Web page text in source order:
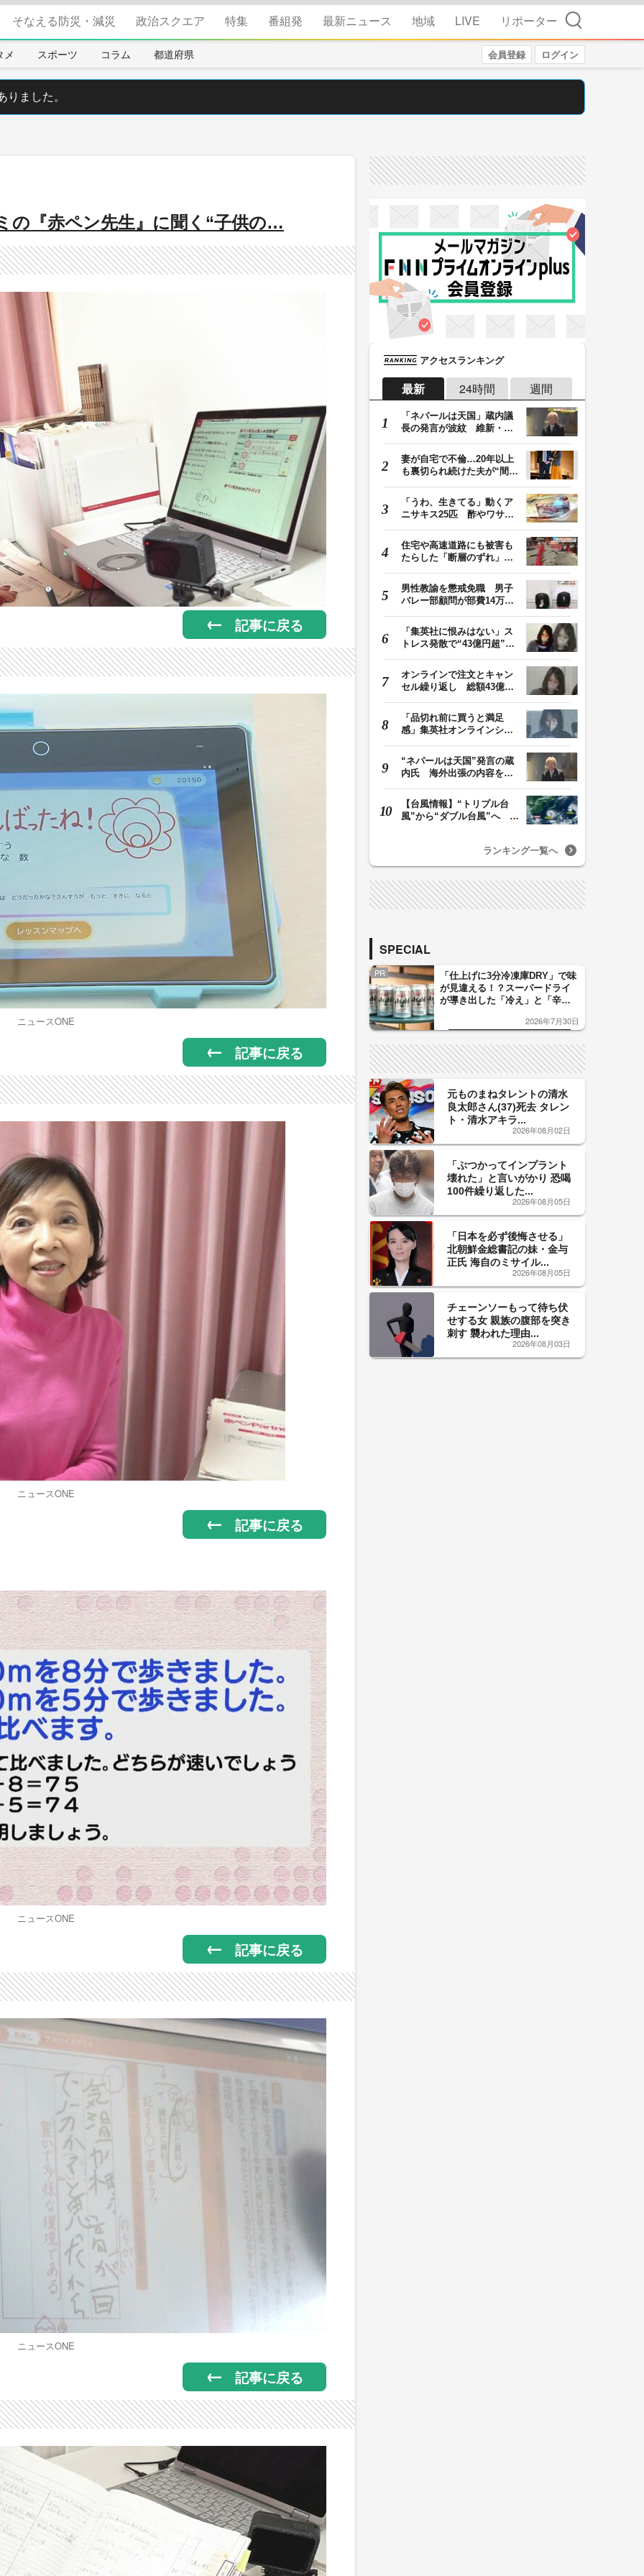
そなえる防災・減災 政治スクエア 特集 番組発 最新ニュース 地域 LIVE リポーター 検索
メ スポーツ コラム 都道府県 会員登録 ログイン
ました。
の『赤ペン先生』に聞く“子供の…
記事に戻る
ニュースONE
記事に戻る
ニュースONE
記事に戻る
ニュースONE
記事に戻る
ニュースONE
記事に戻る
アクセスランキング
最新 24時間 週間
「ネパールは天国」蔵内議
長の発言が波紋 維新・吉
妻が自宅で不倫…20年以上
も裏切られ続けた夫が“間
「うわ、生きてる」動くア
ニサキス25匹 酢やワサビ
住宅や高速道路にも被害も
たらした「断層のずれ」
男性教諭を懲戒免職 男子
バレー部顧問が部費14万円
「集英社に恨みはない」ス
トレス発散で“43億円超”の
オンラインで注文とキャン
セル繰り返し 総額43億円
「品切れ前に買うと満足
感」集英社オンラインショ
“ネパールは天国”発言の蔵
内氏 海外出張の内容を説
【台風情報】“トリプル台
風”から“ダブル台風”へ 13
ランキング一覧へ
SPECIAL
PR
「仕上げに3分冷凍庫DRY」で味
が見違える！？スーパードライ
が導き出した「冷え」と「辛
した「辛口カーブ」が飲み頃の
2026年7月30日
元ものまねタレントの清水
良太郎さん(37)死去 タレン
ト・清水アキラ...
2026年08月02日
「ぶつかってインプラント
壊れた」と言いがかり 恐喝
100件繰り返した...
2026年08月05日
「日本を必ず後悔させる」
北朝鮮金総書記の妹・金与
正氏 海自のミサイル...
2026年08月05日
チェーンソーもって待ち伏
せする女 親族の腹部を突き
刺す 襲われた理由...
2026年08月03日